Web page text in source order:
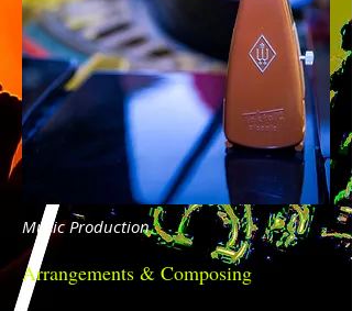
Music Production
Arrangements & Composing